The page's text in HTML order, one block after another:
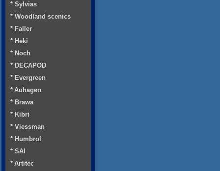
* Sylvias
* Woodland scenics
* Faller
* Heki
* Noch
* DECAPOD
* Evergreen
* Auhagen
* Brawa
* Kibri
* Viessman
* Humbrol
* SAI
* Artitec